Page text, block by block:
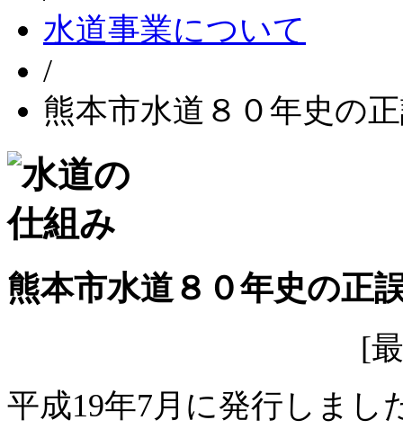
水道事業について
/
熊本市水道８０年史の
熊本市水道８０年史の正
[
平成19年7月に発行しまし